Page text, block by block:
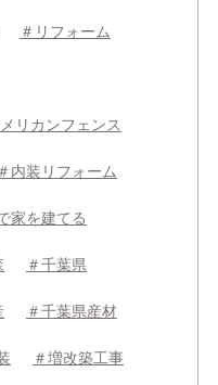
＃リフォーム
リカンフェンス
＃内装リフォーム
家を建てる
＃千葉県
＃千葉県産材
＃増改築工事